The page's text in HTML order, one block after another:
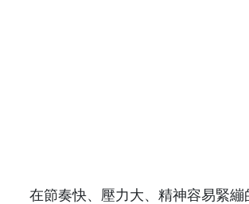
在節奏快、壓力大、精神容易緊繃